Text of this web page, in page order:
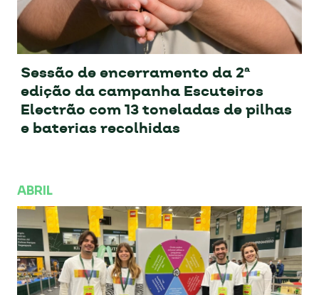
Sessão de encerramento da 2ª
edição da campanha Escuteiros
Electrão com 13 toneladas de pilhas
e baterias recolhidas
ABRIL